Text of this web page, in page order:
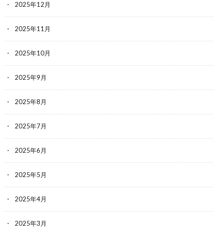
2025年12月
2025年11月
2025年10月
2025年9月
2025年8月
2025年7月
2025年6月
2025年5月
2025年4月
2025年3月